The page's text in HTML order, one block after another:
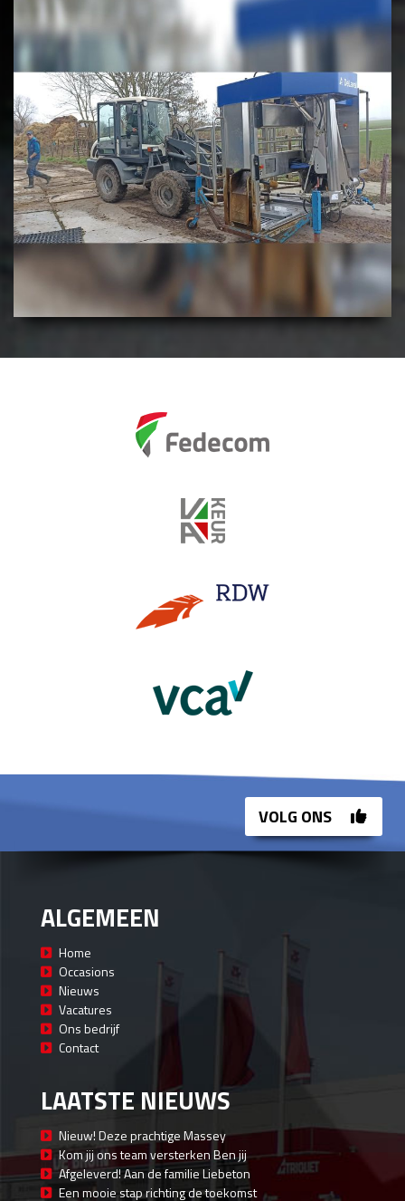
VOLG ONS
ALGEMEEN
Home
Occasions
Nieuws
Vacatures
Ons bedrijf
Contact
LAATSTE NIEUWS
Nieuw! Deze prachtige Massey
Kom jij ons team versterken Ben jij
Afgeleverd! Aan de familie Liebeton
Een mooie stap richting de toekomst